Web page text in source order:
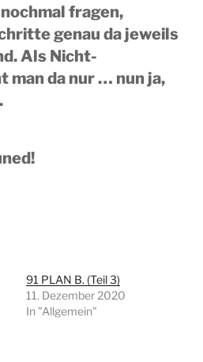
fragen,
genau da jeweils
Als Nicht-
man da nur … nun ja,
.
91 PLAN B. (Teil 3)
11. Dezember 2020
In "Allgemein"